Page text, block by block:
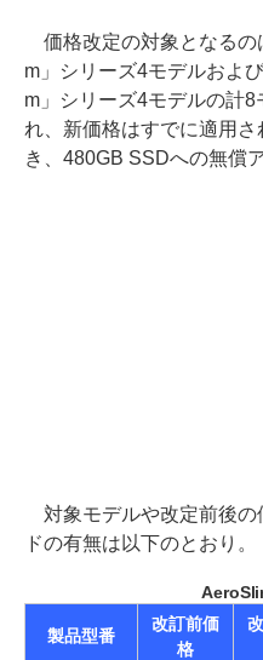
価格改定の対象となるの
m」シリーズ4モデルおよ
m」シリーズ4モデルの計
れ、新価格はすでに適用
き、480GB SSDへの無償
対象モデルや改定前後の
ドの有無は以下のとおり。
製品型番
改訂前価
格